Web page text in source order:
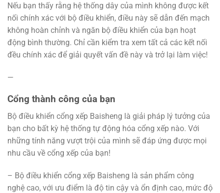
Nếu bạn thấy rằng hệ thống dây của mình không được kết
nối chính xác với bộ điều khiển, điều này sẽ dẫn đến mạch
không hoàn chỉnh và ngăn bộ điều khiển của bạn hoạt
động bình thường. Chỉ cần kiểm tra xem tất cả các kết nối
đều chính xác để giải quyết vấn đề này và trở lại làm việc!
—
Cổng thành công của bạn
Bộ điều khiển cổng xếp Baisheng là giải pháp lý tưởng của
bạn cho bất kỳ hệ thống tự động hóa cổng xếp nào. Với
những tính năng vượt trội của mình sẽ đáp ứng được mọi
nhu cầu về cổng xếp của bạn!
– Bộ điều khiển cổng xếp Baisheng là sản phẩm công
nghệ cao, với ưu điểm là độ tin cậy và ổn định cao, mức độ